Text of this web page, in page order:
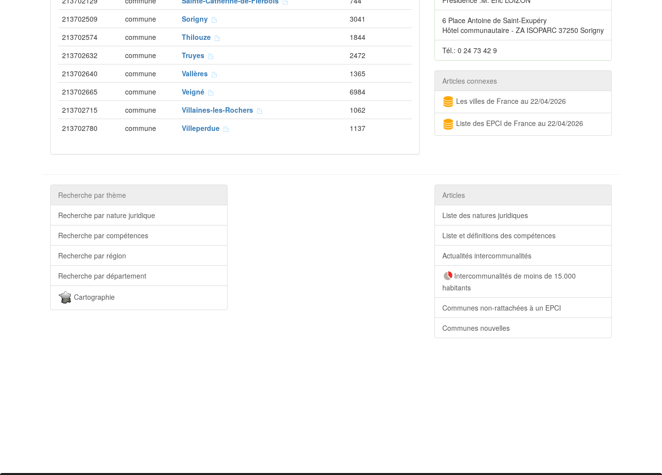
213702509
commune Sorigny
3041
213702574
commune Thilouze
1844
213702632
commune Truyes
2472
213702640
commune Vallères
1365
213702665
commune Veigné
6984
213702715
commune Villaines-les-Rochers
1062
213702780
commune Villeperdue 1137
6 Place Antoine de Saint-Exupéry
Hôtel communautaire - ZA ISOPARC 37250 Sorigny
Tél.: 0 24 73 42 9
Articles connexes
Les villes de France au 22/04/2026
Liste des EPCI de France au 22/04/2026
Recherche par thème
Recherche par nature juridique
Recherche par compétences
Recherche par région
Recherche par département
Cartographie
Articles
Liste des natures juridiques
Liste et définitions des compétences
Actualités intercommunalités
Intercommunalités de moins de 15.000
habitants
Communes non-rattachées à un EPCI
Communes nouvelles